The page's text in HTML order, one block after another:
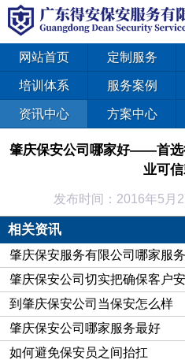
网站首页 定制服务
培训体系 服务案例
资讯中心 方案中心
肇庆保安公司哪家好——首选
业可信
发布时间：2016年5
肇庆保安公司哪家好
可信赖！得安保安公司自成立以
服务，努力打造一流的保安队伍
流的工作业绩，赢得一流的社会
相关资讯
肇庆保安服务有限公司哪家服
肇庆保安公司切实把确保客户
到肇庆保安公司当保安怎么样
肇庆保安公司哪家服务最好
如何避免保安员之间抬扛